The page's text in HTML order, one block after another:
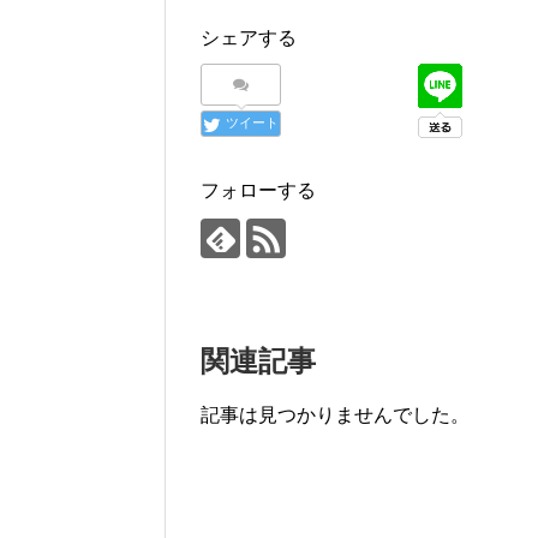
シェアする
ツイート
フォローする
関連記事
記事は見つかりませんでした。